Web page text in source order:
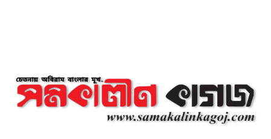
প্রাণনাশের আশঙ্কা থাকলেও ডিসেম্বরের
মধ্যেই বাংলাদেশে ফিরতে চান শেখ